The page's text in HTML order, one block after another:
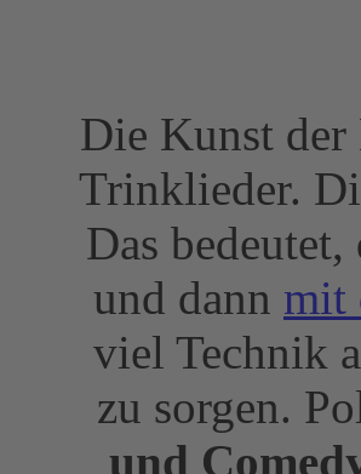
Die Kunst der
Trinklieder.
Das
und dann mit
viel Technik
zu sorgen.
und